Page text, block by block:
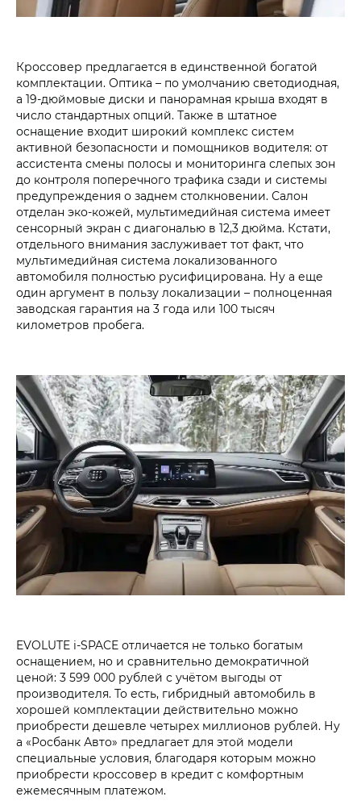
Кроссовер предлагается в единственной богатой
комплектации. Оптика – по умолчанию светодиодная,
а 19-дюймовые диски и панорамная крыша входят в
число стандартных опций. Также в штатное
оснащение входит широкий комплекс систем
активной безопасности и помощников водителя: от
ассистента смены полосы и мониторинга слепых зон
до контроля поперечного трафика сзади и системы
предупреждения о заднем столкновении. Салон
отделан эко-кожей, мультимедийная система имеет
сенсорный экран с диагональю в 12,3 дюйма. Кстати,
отдельного внимания заслуживает тот факт, что
мультимедийная система локализованного
автомобиля полностью русифицирована. Ну а еще
один аргумент в пользу локализации – полноценная
заводская гарантия на 3 года или 100 тысяч
километров пробега.
EVOLUTE i‑SPACE отличается не только богатым
оснащением, но и сравнительно демократичной
ценой: 3 599 000 рублей с учётом выгоды от
производителя. То есть, гибридный автомобиль в
хорошей комплектации действительно можно
приобрести дешевле четырех миллионов рублей. Ну
а «Росбанк Авто» предлагает для этой модели
специальные условия, благодаря которым можно
приобрести кроссовер в кредит с комфортным
ежемесячным платежом.